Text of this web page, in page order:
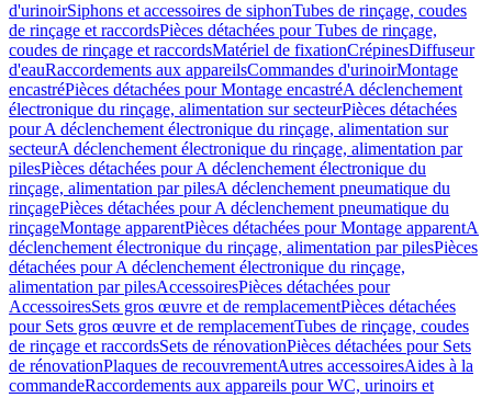
d'urinoirSiphons et accessoires de siphonTubes de rinçage, coudes
de rinçage et raccordsPièces détachées pour Tubes de rinçage,
coudes de rinçage et raccordsMatériel de fixationCrépinesDiffuseur
d'eauRaccordements aux appareilsCommandes d'urinoirMontage
encastréPièces détachées pour Montage encastréA déclenchement
électronique du rinçage, alimentation sur secteurPièces détachées
pour A déclenchement électronique du rinçage, alimentation sur
secteurA déclenchement électronique du rinçage, alimentation par
pilesPièces détachées pour A déclenchement électronique du
rinçage, alimentation par pilesA déclenchement pneumatique du
rinçagePièces détachées pour A déclenchement pneumatique du
rinçageMontage apparentPièces détachées pour Montage apparentA
déclenchement électronique du rinçage, alimentation par pilesPièces
détachées pour A déclenchement électronique du rinçage,
alimentation par pilesAccessoiresPièces détachées pour
AccessoiresSets gros œuvre et de remplacementPièces détachées
pour Sets gros œuvre et de remplacementTubes de rinçage, coudes
de rinçage et raccordsSets de rénovationPièces détachées pour Sets
de rénovationPlaques de recouvrementAutres accessoiresAides à la
commandeRaccordements aux appareils pour WC, urinoirs et